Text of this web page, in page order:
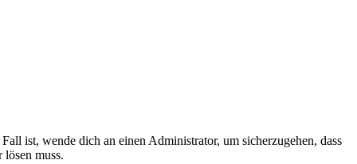
ist, wende dich an einen Administrator, um sicherzugehen, dass
muss.